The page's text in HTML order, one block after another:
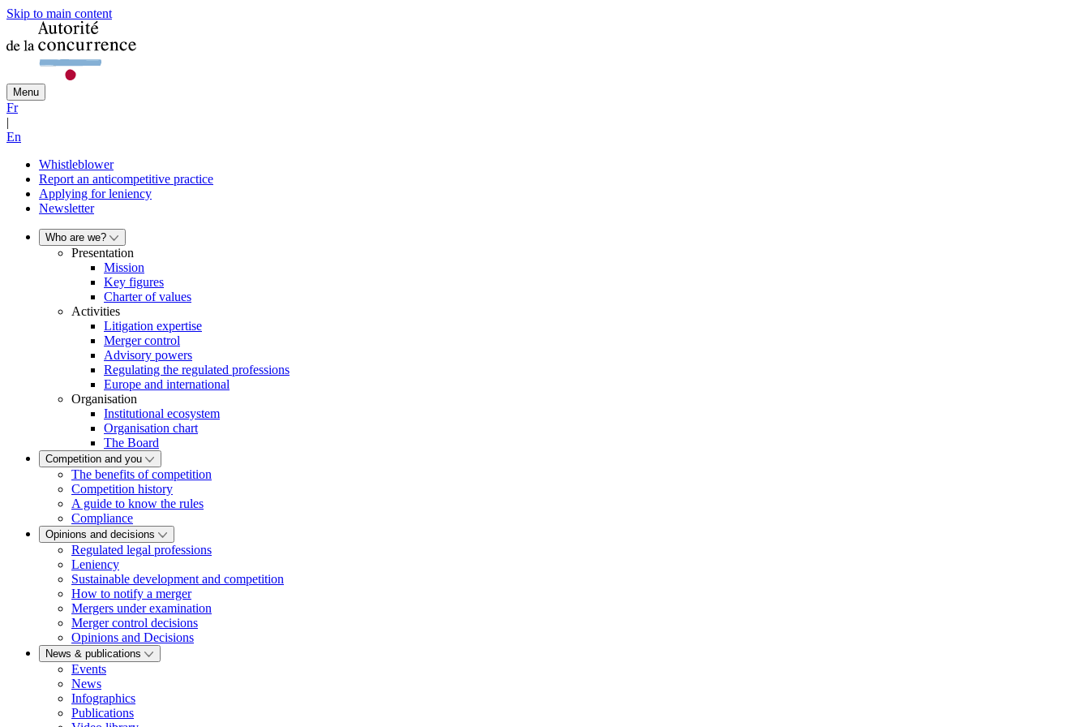
Skip to main content
Menu
Fr
|
En
Whistleblower
Report an anticompetitive practice
Applying for leniency
Newsletter
Who are we?
Presentation
Mission
Key figures
Charter of values
Activities
Litigation expertise
Merger control
Advisory powers
Regulating the regulated professions
Europe and international
Organisation
Institutional ecosystem
Organisation chart
The Board
Competition and you
The benefits of competition
Competition history
A guide to know the rules
Compliance
Opinions and decisions
Regulated legal professions
Leniency
Sustainable development and competition
How to notify a merger
Mergers under examination
Merger control decisions
Opinions and Decisions
News & publications
Events
News
Infographics
Publications